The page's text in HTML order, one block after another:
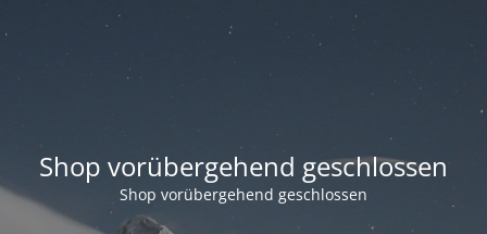
Shop vorübergehend geschlossen
Shop vorübergehend geschlossen